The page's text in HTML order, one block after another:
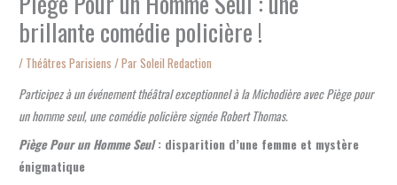
brillante comédie policière !
/ Théâtres Parisiens / ParSoleil Redaction
Participez à un événement théâtral exceptionnel à la Michodière avec Piège pour
un homme seul, une comédie policière signée Robert Thomas.
Piège Pour un Homme Seul: disparition d’une femme et mystère
énigmatique